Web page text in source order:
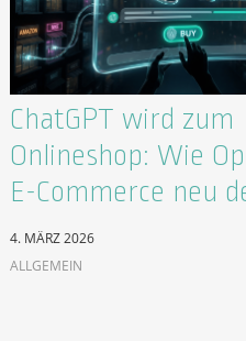
ChatGPT wird zum
Onlineshop: Wie
E-Commerce neu
4. MÄRZ 2026
ALLGEMEIN